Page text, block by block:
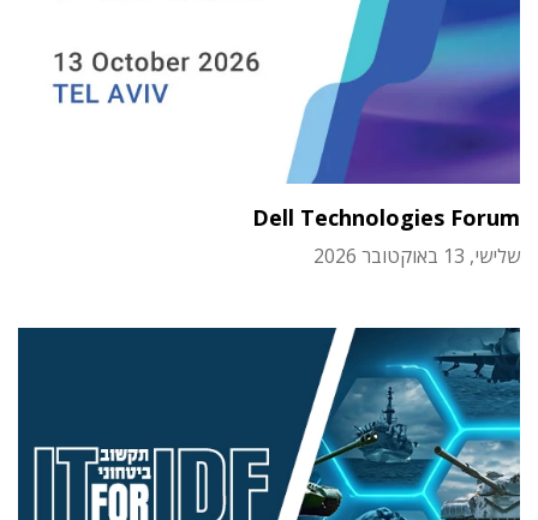
Dell Technologies Forum
שלישי, 13 באוקטובר 2026